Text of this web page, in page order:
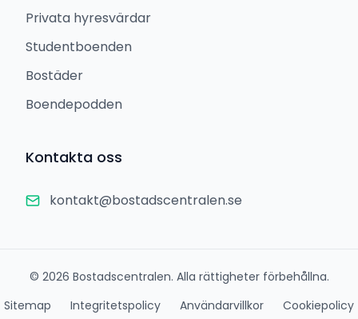
Privata hyresvärdar
Studentboenden
Bostäder
Boendepodden
Kontakta oss
kontakt@bostadscentralen.se
© 2026 Bostadscentralen. Alla rättigheter förbehållna.
Sitemap
Integritetspolicy Användarvillkor Cookiepolicy